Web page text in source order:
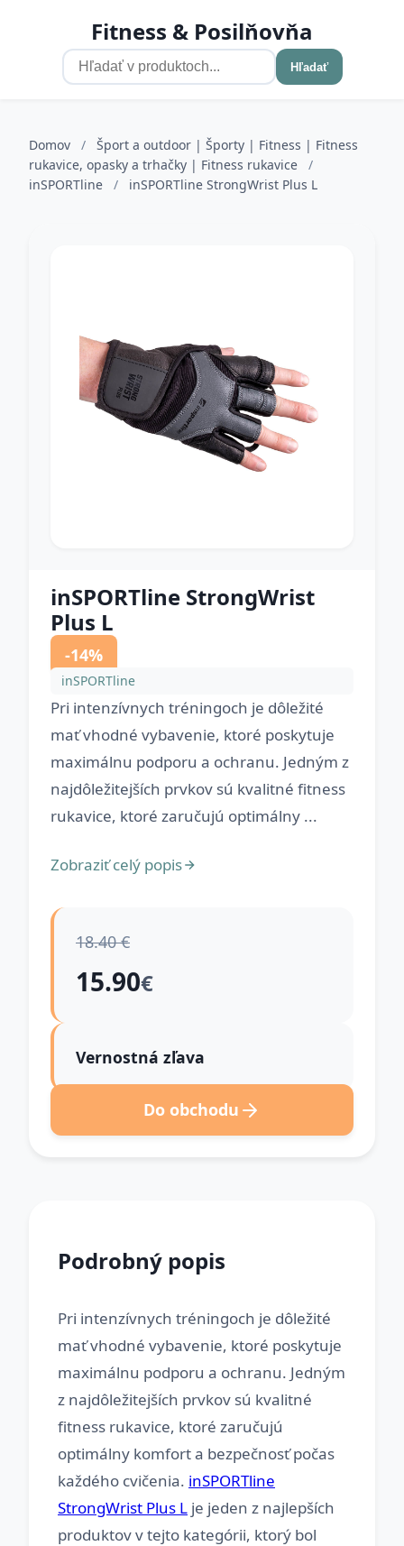
Fitness & Posilňovňa
Hľadať
Domov /
Šport a outdoor | Športy | Fitness | Fitness
rukavice, opasky a trhačky | Fitness rukavice
/
inSPORTline
/ inSPORTline StrongWrist Plus L
inSPORTline StrongWrist
Plus L
-14%
inSPORTline
Pri intenzívnych tréningoch je dôležité
mať vhodné vybavenie, ktoré poskytuje
maximálnu podporu a ochranu. Jedným z
najdôležitejších prvkov sú kvalitné fitness
rukavice, ktoré zaručujú optimálny ...
Zobraziť celý popis
18.40 €
15.90€
Vernostná zľava
Do obchodu
Podrobný popis
Pri intenzívnych tréningoch je dôležité
mať vhodné vybavenie, ktoré poskytuje
maximálnu podporu a ochranu. Jedným
z najdôležitejších prvkov sú kvalitné
fitness rukavice, ktoré zaručujú
optimálny komfort a bezpečnosť počas
každého cvičenia. inSPORTline
StrongWrist Plus L je jeden z najlepších
produktov v tejto kategórii, ktorý bol